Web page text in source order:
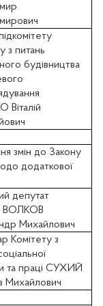
з питань
будівництва
змін до Закону
додаткової
депутат
ВОЛКОВ
Михайлович
Комітету з
та праці СУХИЙ
Михайлович